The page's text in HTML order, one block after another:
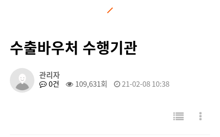
수출바우처 수행기관
관리자
0건
109,631회 21-02-08 10:38